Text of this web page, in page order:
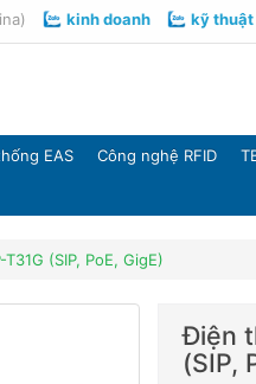
kinh doanh kỹ thuật
EAS Công nghệ RFID
(SIP, PoE, GigE)
Điện
(SIP,